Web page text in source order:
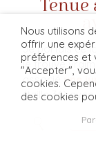
Tenue
Je portais ce
le trouve
associé une
(taille 36) avec
jaunes Jimmy
Nous utilisons
offrir une
préférences et
"Accepter",
cookies.
des cookies